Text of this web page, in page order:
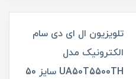
تلویزیون ال ای دی سام
الکترونیک مدل
UA50T5500TH سایز 50